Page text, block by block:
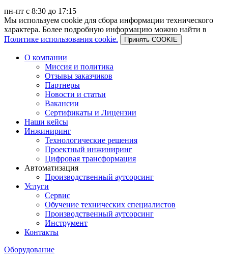
пн-пт с 8:30 до 17:15
Мы используем cookie для сбора информации технического
характера. Более подробную информацию можно найти в
Политике использования cookie.
Принять COOKIE
О компании
Миссия и политика
Отзывы заказчиков
Партнеры
Новости и статьи
Вакансии
Сертификаты и Лицензии
Наши кейсы
Инжиниринг
Технологические решения
Проектный инжиниринг
Цифровая трансформация
Автоматизация
Производственный аутсорсинг
Услуги
Сервис
Обучение технических специалистов
Производственный аутсорсинг
Инструмент
Контакты
Оборудование